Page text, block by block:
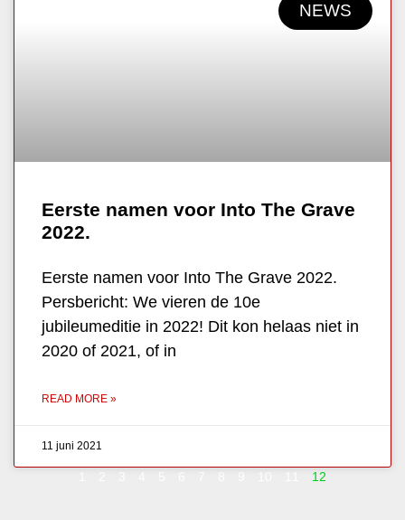
NEWS
Eerste namen voor Into The Grave
2022.
Eerste namen voor Into The Grave 2022.
Persbericht: We vieren de 10e
jubileumeditie in 2022! Dit kon helaas niet in
2020 of 2021, of in
READ MORE »
11 juni 2021
12